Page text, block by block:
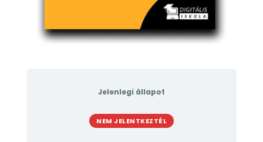
Jelenlegi állapot
NEM JELENTKEZTÉL